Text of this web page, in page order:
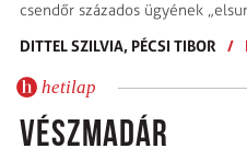
csendőr százados ügyének
DITTEL SZILVIA, PÉCSI TIBOR /
hetilap
VÉSZMADÁR